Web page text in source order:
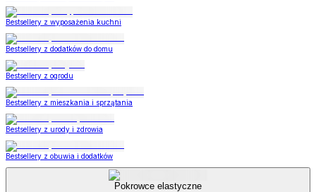
Bestsellery z wyposażenia kuchni
Bestsellery z dodatków do domu
Bestsellery z ogrodu
Bestsellery z mieszkania i sprzątania
Bestsellery z urody i zdrowia
Bestsellery z obuwia i dodatków
Pokrowce elastyczne